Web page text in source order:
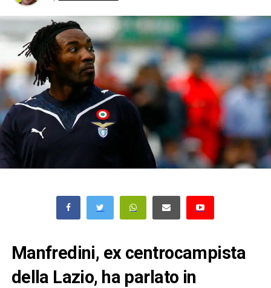
Manfredini, ex centrocampista
della Lazio, ha parlato in